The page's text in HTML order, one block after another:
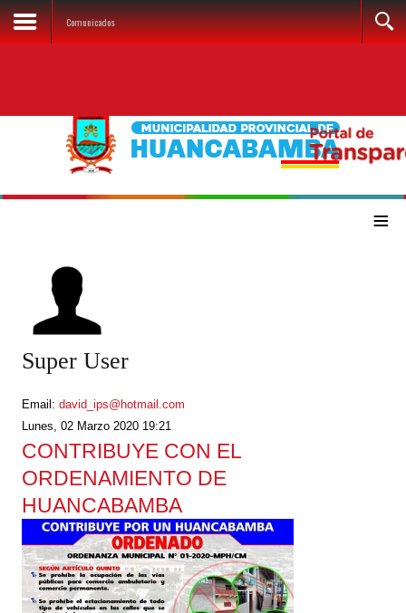
Comunicados
≡
Super User
Email:david_ips@hotmail.com
Lunes, 02 Marzo 2020 19:21
CONTRIBUYE CON EL
ORDENAMIENTO DE
HUANCABAMBA